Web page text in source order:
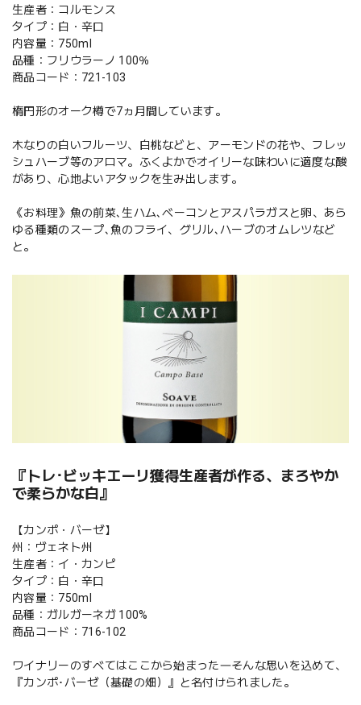
生産者：コルモンス
タイプ：白・辛口
内容量：750ml
品種：フリウラーノ 100％
商品コード：721-103
楕円形のオーク樽で7ヵ月間しています。
木なりの白いフルーツ、白桃などと、アーモンドの花や、フレッ
シュハーブ等のアロマ。ふくよかでオイリーな味わいに適度な酸
があり、心地よいアタックを生み出します。
《お料理》魚の前菜､生ハム､ベーコンとアスパラガスと卵、あら
ゆる種類のスープ､魚のフライ、グリル､ハーブのオムレツなど
と。
『トレ･ビッキエーリ獲得生産者が作る、まろやか
で柔らかな白』
【カンポ・バーゼ】
州：ヴェネト州
生産者：イ・カンピ
タイプ：白・辛口
内容量：750ml
品種：ガルガーネガ 100%
商品コード：716-102
ワイナリーのすべてはここから始まった―そんな思いを込めて、
『カンポ･バーゼ（基礎の畑）』と名付けられました。